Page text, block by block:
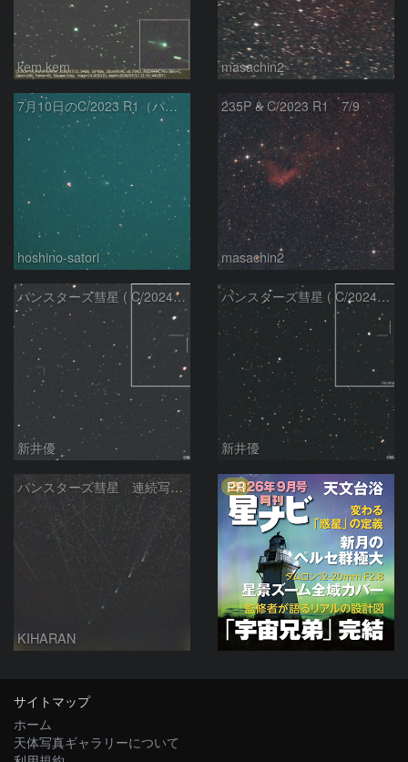
kem.kem masachin2
7月10日のC/2023 R1（パンスターズ彗星）
hoshino-satori
235P & C/2023 R1 7/9
masachin2
パンスターズ彗星 ( C/2024R4 )：2026/06/28
新井優
パンスターズ彗星 ( C/2024G4 )の予報位置：2026/06/23
新井優
パンスターズ彗星 連続写真 再処理
KIHARAN
PR
サイトマップ
ホーム
天体写真ギャラリーについて